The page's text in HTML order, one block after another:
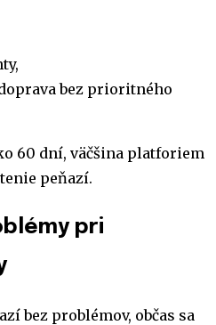
bez prioritného
60 dní, väčšina platforiem
peňazí.
pri
bez problémov, občas sa